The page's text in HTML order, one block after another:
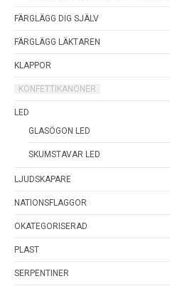
FÄRGLÄGG DIG SJÄLV
FÄRGLÄGG LÄKTAREN
KLAPPOR
KONFETTIKANONER
LED
GLASÖGON LED
SKUMSTAVAR LED
LJUDSKAPARE
NATIONSFLAGGOR
OKATEGORISERAD
PLAST
SERPENTINER